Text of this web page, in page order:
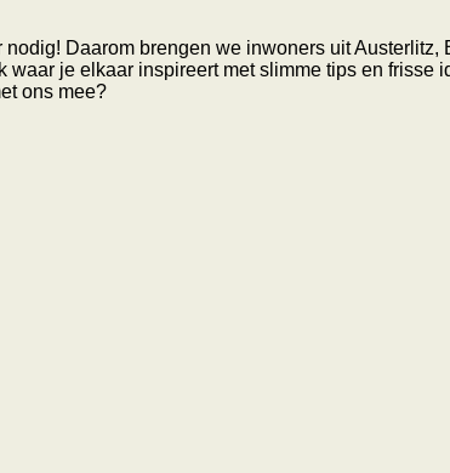
Daarom brengen we inwoners uit Austerlitz,
je elkaar inspireert met slimme tips en frisse
ons mee?